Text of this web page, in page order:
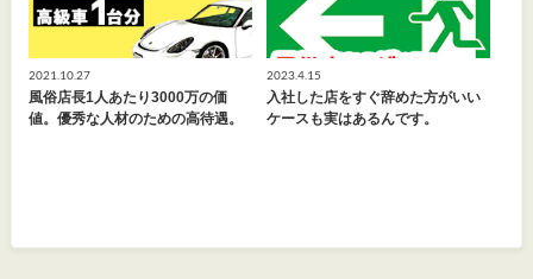
2021.10.27
風俗店長1人あたり3000万の価
値。優秀な人材のための高待遇。
2023.4.15
入社した店をすぐ辞めた方がいい
ケースも実はあるんです。